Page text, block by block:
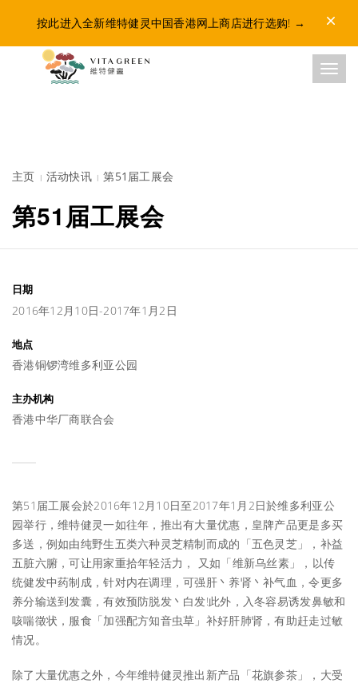
按此进入全新维特健灵中国香港网上商店进行选购! →
主页 活动快讯 第51届工展会
第51届工展会
日期
2016年12月10日-2017年1月2日
地点
香港铜锣湾维多利亚公园
主办机构
香港中华厂商联合会
第51届工展会於2016年12月10日至2017年1月2日於维多利亚公
园举行，维特健灵一如往年，推出有大量优惠，皇牌产品更是多买
多送，例如由纯野生五类六种灵芝精制而成的「五色灵芝」，补益
五脏六腑，可让用家重拾年轻活力， 又如「维新乌丝素」，以传
统健发中药制成，针对内在调理，可强肝丶养肾丶补气血，令更多
养分输送到发囊，有效预防脱发丶白发!此外，入冬容易诱发鼻敏和
咳喘徵状，服食「加强配方知音虫草」补好肝肺肾，有助赶走过敏
情况。
除了大量优惠之外，今年维特健灵推出新产品「花旗参茶」，大受